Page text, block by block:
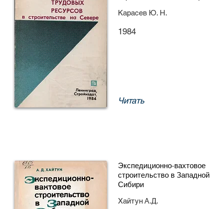
Карасев Ю. Н.
1984
Читать
Экспедиционно-вахтовое
строительство в Западной
Сибири
Хайтун А.Д.